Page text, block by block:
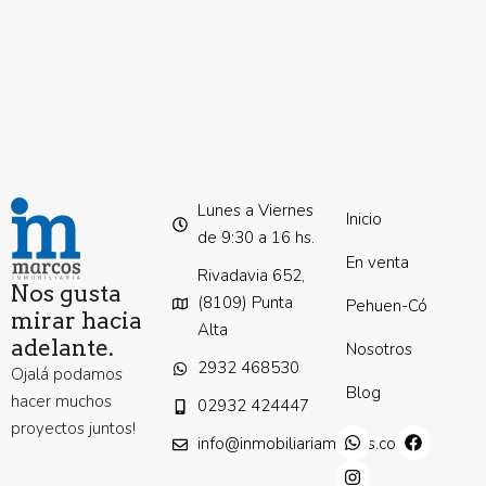
Nos gusta
mirar hacia
adelante.
Ojalá podamos
hacer muchos
proyectos juntos!
Lunes a Viernes
de 9:30 a 16 hs.
Rivadavia 652,
(8109) Punta
Alta
2932 468530
02932 424447
info@inmobiliariamarcos.com.ar
Inicio
En venta
Pehuen-Có
Nosotros
Blog